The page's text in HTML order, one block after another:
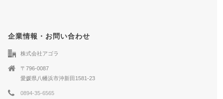
企業情報・お問い合わせ
株式会社アゴラ
〒796-0087
愛媛県八幡浜市沖新田1581-23
0894-35-6565